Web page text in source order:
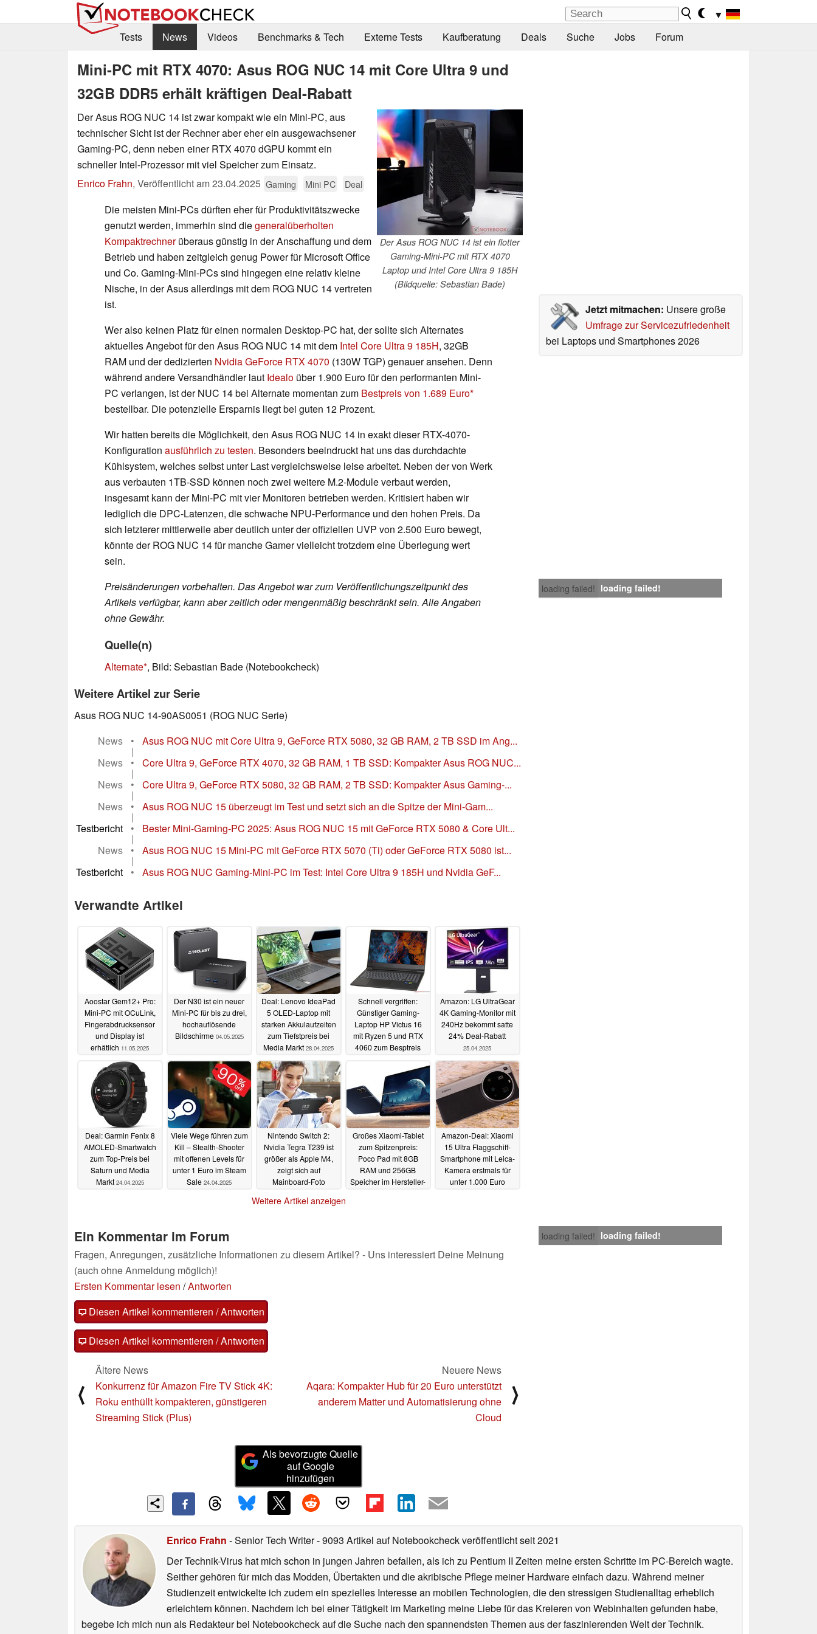
▼
Tests
News Videos Benchmarks & Tech Externe Tests Kaufberatung Deals Suche Jobs Forum
Mini-PC mit RTX 4070: Asus ROG NUC 14 mit Core Ultra 9 und
32GB DDR5 erhält kräftigen Deal-Rabatt
Der Asus ROG NUC 14 ist ein flotter
Gaming-Mini-PC mit RTX 4070
Laptop und Intel Core Ultra 9 185H
(Bildquelle: Sebastian Bade)
Der Asus ROG NUC 14 ist zwar kompakt wie ein Mini-PC, aus
technischer Sicht ist der Rechner aber eher ein ausgewachsener
Gaming-PC, denn neben einer RTX 4070 dGPU kommt ein
schneller Intel-Prozessor mit viel Speicher zum Einsatz.
Enrico Frahn, Veröffentlicht am23.04.2025 Gaming Mini PC Deal
Jetzt mitmachen: Unsere große
Umfrage zur Servicezufriedenheit
bei Laptops und Smartphones 2026
Die meisten Mini-PCs dürften eher für Produktivitätszwecke
genutzt werden, immerhin sind diegeneralüberholten
Kompaktrechnerüberaus günstig in der Anschaffung und dem
Betrieb und haben zeitgleich genug Power für Microsoft Office
und Co. Gaming-Mini-PCs sind hingegen eine relativ kleine
Nische, in der Asus allerdings mit dem ROG NUC 14 vertreten
ist.
Wer also keinen Platz für einen normalen Desktop-PC hat, der sollte sich Alternates
aktuelles Angebot für den Asus ROG NUC 14 mit dem Intel Core Ultra 9 185H, 32GB
RAM und der dedizierten Nvidia GeForce RTX 4070 (130W TGP) genauer ansehen. Denn
während andere Versandhändler laut Idealo über 1.900 Euro für den performanten Mini-
PC verlangen, ist der NUC 14 bei Alternate momentan zum Bestpreis von 1.689 Euro
bestellbar. Die potenzielle Ersparnis liegt bei guten 12 Prozent.
Wir hatten bereits die Möglichkeit, den Asus ROG NUC 14 in exakt dieser RTX-4070-
Konfiguration ausführlich zu testen. Besonders beeindruckt hat uns das durchdachte
Kühlsystem, welches selbst unter Last vergleichsweise leise arbeitet. Neben der von Werk
aus verbauten 1TB-SSD können noch zwei weitere M.2-Module verbaut werden,
insgesamt kann der Mini-PC mit vier Monitoren betrieben werden. Kritisiert haben wir
lediglich die DPC-Latenzen, die schwache NPU-Performance und den hohen Preis. Da
sich letzterer mittlerweile aber deutlich unter der offiziellen UVP von 2.500 Euro bewegt,
könnte der ROG NUC 14 für manche Gamer vielleicht trotzdem eine Überlegung wert
sein.
loading failed! loading failed!
Preisänderungen vorbehalten. Das Angebot war zum Veröffentlichungszeitpunkt des
Artikels verfügbar, kann aber zeitlich oder mengenmäßig beschränkt sein. Alle Angaben
ohne Gewähr.
Quelle(n)
Alternate , Bild: Sebastian Bade (Notebookcheck)
Weitere Artikel zur Serie
Asus ROG NUC 14-90AS0051 (ROG NUC Serie)
News
• Asus ROG NUC mit Core Ultra 9, GeForce RTX 5080, 32 GB RAM, 2 TB SSD im Ang...
|
News
• Core Ultra 9, GeForce RTX 4070, 32 GB RAM, 1 TB SSD: Kompakter Asus ROG NUC...
|
News
• Core Ultra 9, GeForce RTX 5080, 32 GB RAM, 2 TB SSD: Kompakter Asus Gaming-...
|
News
• Asus ROG NUC 15 überzeugt im Test und setzt sich an die Spitze der Mini-Gam...
|
Testbericht
• Bester Mini-Gaming-PC 2025: Asus ROG NUC 15 mit GeForce RTX 5080 & Core Ult...
|
News
• Asus ROG NUC 15 Mini-PC mit GeForce RTX 5070 (Ti) oder GeForce RTX 5080 ist...
|
Testbericht
• Asus ROG NUC Gaming-Mini-PC im Test: Intel Core Ultra 9 185H und Nvidia GeF...
Verwandte Artikel
Aoostar Gem12+ Pro:
Mini-PC mit OCuLink,
Fingerabdrucksensor
und Display ist
erhätlich 11.05.2025
Der N30 ist ein neuer
Mini-PC für bis zu drei,
hochauflösende
Bildschirme 04.05.2025
Deal: Lenovo IdeaPad
5 OLED-Laptop mit
starken Akkulaufzeiten
zum Tiefstpreis bei
Media Markt 28.04.2025
Schnell vergriffen:
Günstiger Gaming-
Laptop HP Victus 16
mit Ryzen 5 und RTX
4060 zum Besptreis
Amazon: LG UltraGear
4K Gaming-Monitor mit
240Hz bekommt satte
24% Deal-Rabatt
25.04.2025
Deal: Garmin Fenix 8
AMOLED-Smartwatch
zum Top-Preis bei
Saturn und Media
Markt 24.04.2025
Viele Wege führen zum
Kill – Stealth-Shooter
mit offenen Levels für
unter 1 Euro im Steam
Sale 24.04.2025
Nintendo Switch 2:
Nvidia Tegra T239 ist
größer als Apple M4,
zeigt sich auf
Mainboard-Foto
Großes Xiaomi-Tablet
zum Spitzenpreis:
Poco Pad mit 8GB
RAM und 256GB
Speicher im Hersteller-
Amazon-Deal: Xiaomi
15 Ultra Flaggschiff-
Smartphone mit Leica-
Kamera erstmals für
unter 1.000 Euro
Weitere Artikel anzeigen
loading failed! loading failed!
Ein Kommentar im Forum
Fragen, Anregungen, zusätzliche Informationen zu diesem Artikel? - Uns interessiert Deine Meinung
(auch ohne Anmeldung möglich)!
Ersten Kommentar lesen /Antworten
Diesen Artikel kommentieren / Antworten
Diesen Artikel kommentieren / Antworten
⟨
Ältere News
Konkurrenz für Amazon Fire TV Stick 4K:
Roku enthüllt kompakteren, günstigeren
Streaming Stick (Plus)
Neuere News
Aqara: Kompakter Hub für 20 Euro unterstützt
anderem Matter und Automatisierung ohne
Cloud
⟩
Als bevorzugte Quelle
auf Google
hinzufügen
Enrico Frahn - Senior Tech Writer- 9093 Artikel auf Notebookcheck veröffentlichtseit 2021
Der Technik-Virus hat mich schon in jungen Jahren befallen, als ich zu Pentium II Zeiten meine ersten Schritte im PC-Bereich wagte.
Seither gehören für mich das Modden, Übertakten und die akribische Pflege meiner Hardware einfach dazu. Während meiner
Studienzeit entwickelte ich zudem ein spezielles Interesse an mobilen Technologien, die den stressigen Studienalltag erheblich
erleichtern können. Nachdem ich bei einer Tätigkeit im Marketing meine Liebe für das Kreieren von Webinhalten gefunden habe,
begebe ich mich nun als Redakteur bei Notebookcheck auf die Suche nach den spannendsten Themen aus der faszinierenden Welt der Technik.